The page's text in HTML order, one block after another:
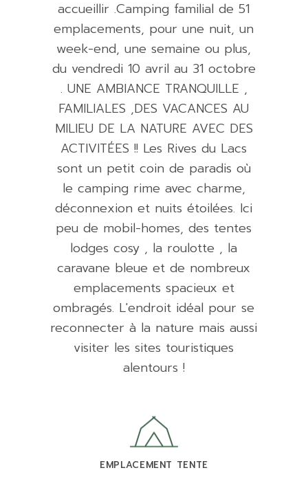
accueillir .Camping familial de 51
emplacements, pour une nuit, un
week-end, une semaine ou plus,
du vendredi 10 avril au 31 octobre
. UNE AMBIANCE TRANQUILLE ,
FAMILIALES ,DES VACANCES AU
MILIEU DE LA NATURE AVEC DES
ACTIVITÉES !! Les Rives du Lacs
sont un petit coin de paradis où
le camping rime avec charme,
déconnexion et nuits étoilées. Ici
peu de mobil-homes, des tentes
lodges cosy , la roulotte , la
caravane bleue et de nombreux
emplacements spacieux et
ombragés. L'endroit idéal pour se
reconnecter à la nature mais aussi
visiter les sites touristiques
alentours !
EMPLACEMENT TENTE